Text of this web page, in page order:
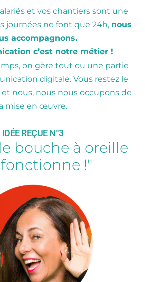
et vos chantiers sont une
journées ne font que 24h, nous
accompagnons.
c’est notre métier !
on gère tout ou une partie
digitale. Vous restez le
nous, nous nous occupons de
mise en œuvre.
IDÉE REÇUE N°3
bouche à oreille
!"